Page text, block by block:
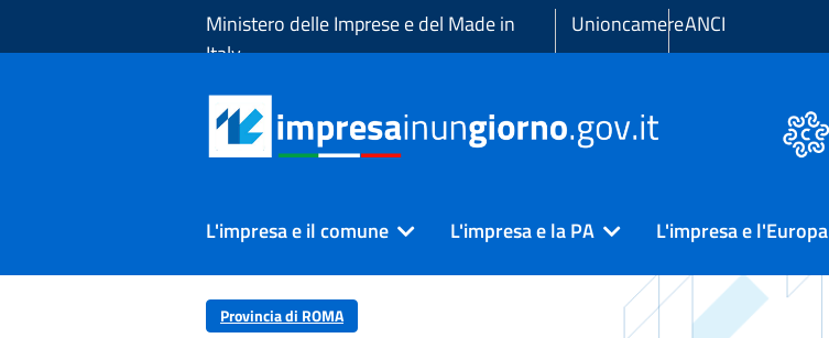
Ministero delle Imprese e del Made in
Italy
UnioncamereANCI
L'impresa e il comune L'impresa e la PA L'impresa e l'Europa
Provincia di ROMA